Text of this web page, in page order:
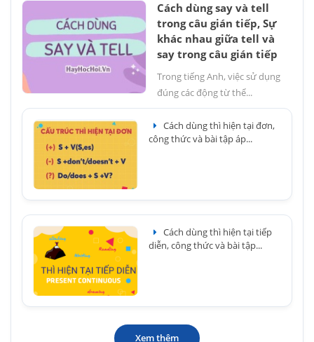
Cách dùng say và tell
trong câu gián tiếp, Sự
khác nhau giữa tell và
say trong câu gián tiếp
Trong tiếng Anh, việc sử dụng
đúng các động từ thể...
Cách dùng thì hiện tại đơn,
công thức và bài tập áp...
Cách dùng thì hiện tại tiếp
diễn, công thức và bài tập...
Xem thêm